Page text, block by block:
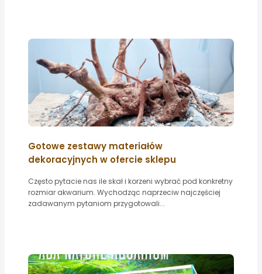
Gotowe zestawy materiałów
dekoracyjnych w ofercie sklepu
Często pytacie nas ile skał i korzeni wybrać pod konkretny
rozmiar akwarium. Wychodząc naprzeciw najczęściej
zadawanym pytaniom przygotowali...